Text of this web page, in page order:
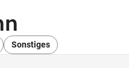
Sonstiges